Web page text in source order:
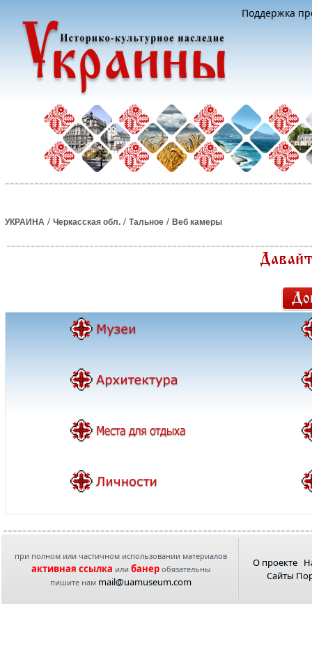
Поддержка
УКРАИНА / Черкасская обл. / Тальное / Веб камеры
при полном или частичном использовании материалов
активная ссылка или банеробязательны
пишите нам mail@uamuseum.com
О проекте
Сайты